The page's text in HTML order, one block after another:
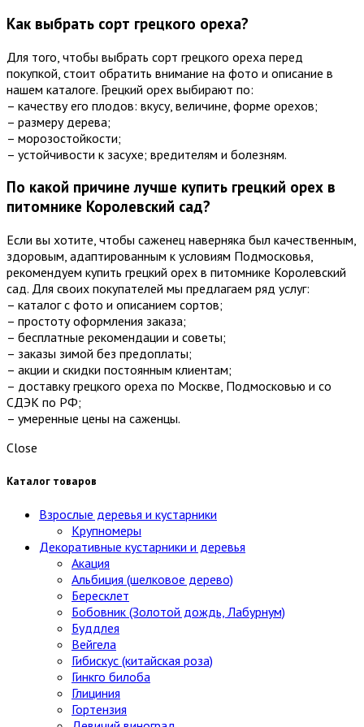
Как выбрать сорт грецкого ореха?
Для того, чтобы выбрать сорт грецкого ореха перед
покупкой, стоит обратить внимание на фото и описание в
нашем каталоге. Грецкий орех выбирают по:
– качеству его плодов: вкусу, величине, форме орехов;
– размеру дерева;
– морозостойкости;
– устойчивости к засухе; вредителям и болезням.
По какой причине лучше купить грецкий орех в
питомнике Королевский сад?
Если вы хотите, чтобы саженец наверняка был качественным,
здоровым, адаптированным к условиям Подмосковья,
рекомендуем купить грецкий орех в питомнике Королевский
сад. Для своих покупателей мы предлагаем ряд услуг:
– каталог с фото и описанием сортов;
– простоту оформления заказа;
– бесплатные рекомендации и советы;
– заказы зимой без предоплаты;
– акции и скидки постоянным клиентам;
– доставку грецкого ореха по Москве, Подмосковью и со
СДЭК по РФ;
– умеренные цены на саженцы.
Close
Каталог товаров
Взрослые деревья и кустарники
Крупномеры
Декоративные кустарники и деревья
Акация
Альбиция (шелковое дерево)
Бересклет
Бобовник (Золотой дождь, Лабурнум)
Буддлея
Вейгела
Гибискус (китайская роза)
Гинкго билоба
Глициния
Гортензия